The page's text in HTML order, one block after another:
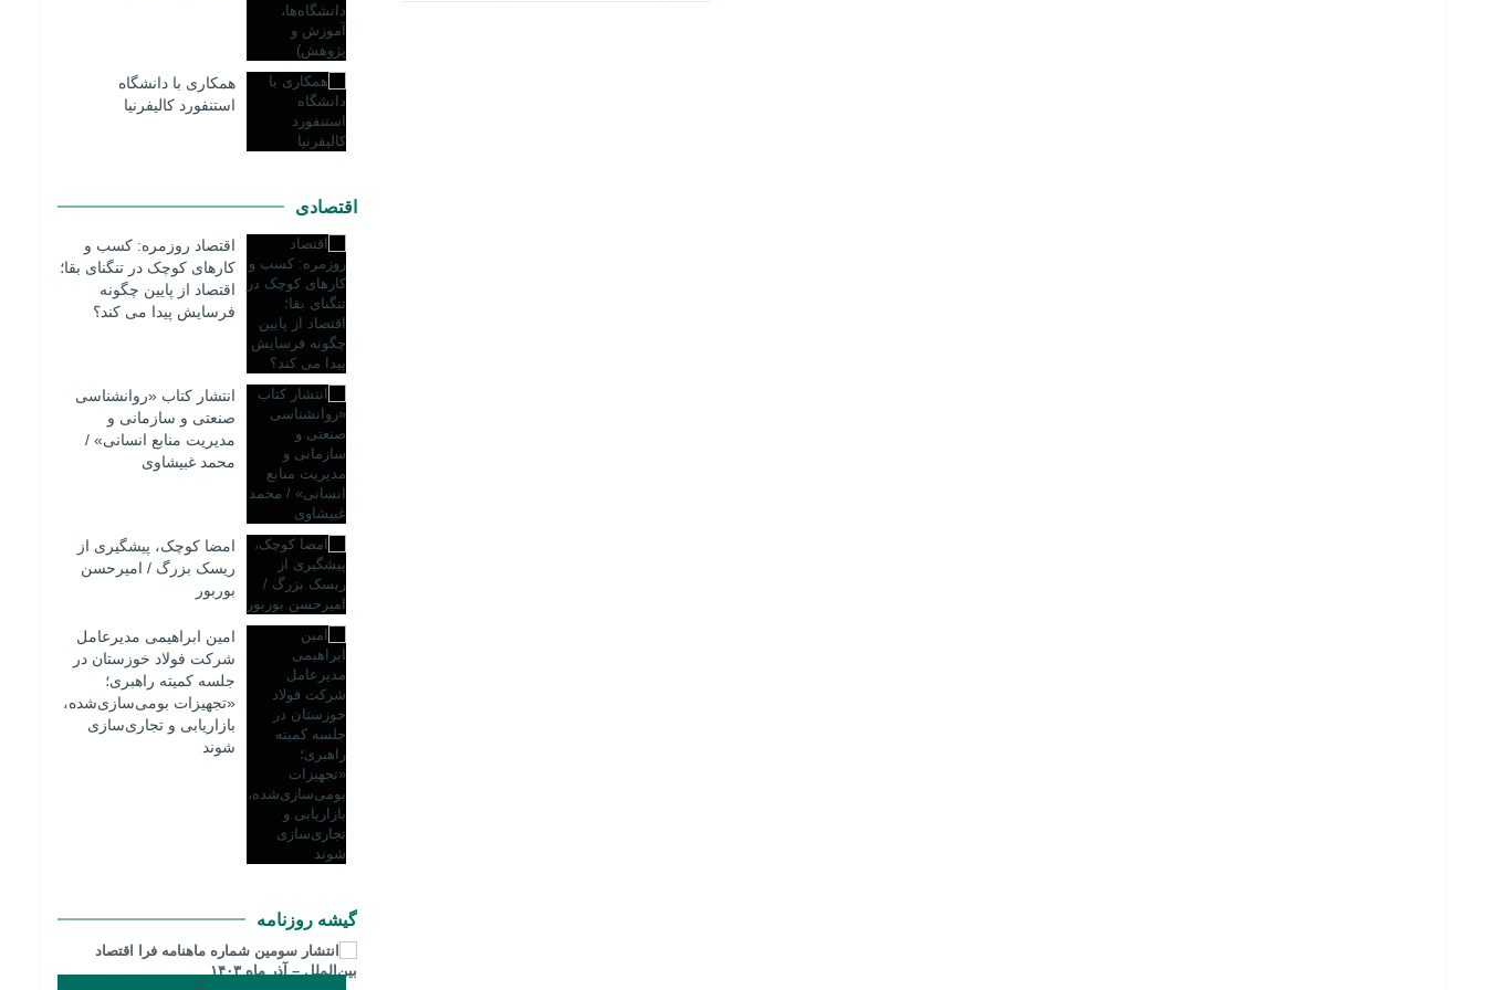
همکاری با دانشگاه
استنفورد کالیفرنیا
اقتصادی
اقتصاد روزمره: کسب‌ و
کارهای کوچک در تنگنای بقا؛
اقتصاد از پایین چگونه
فرسایش پیدا می کند؟
انتشار کتاب «روانشناسی
صنعتی و سازمانی و
مدیریت منابع انسانی» /
محمد غبیشاوی
امضا کوچک، پیشگیری از
ریسک بزرگ / امیرحسن
بوربور
امین ابراهیمی مدیرعامل
شرکت فولاد خوزستان در
جلسه کمیته راهبری؛
«تجهیزات بومی‌سازی‌شده،
بازاریابی و تجاری‌سازی
شوند
گیشه روزنامه